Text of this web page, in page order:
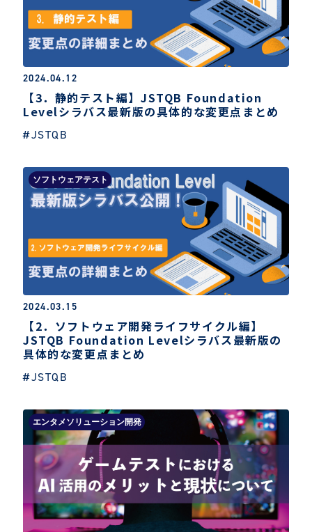
2024.04.12
【3．静的テスト編】JSTQB Foundation
Levelシラバス最新版の具体的な変更点まとめ
#JSTQB
ソフトウェアテスト
2024.03.15
【2．ソフトウェア開発ライフサイクル編】
JSTQB Foundation Levelシラバス最新版の
具体的な変更点まとめ
#JSTQB
エンタメソリューション開発